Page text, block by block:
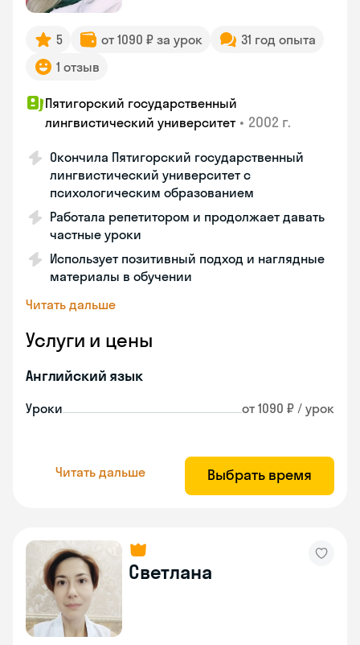
5 от 1090 ₽ за урок
31 год опыта
1 отзыв
Пятигорский государственный
лингвистический университет • 2002 г.
Окончила Пятигорский государственный
лингвистический университет с
психологическим образованием
Работала репетитором и продолжает давать
частные уроки
Использует позитивный подход и наглядные
материалы в обучении
Читать дальше
Услуги и цены
Английский язык
Уроки от 1090 ₽ / урок
Читать дальше Выбрать время
Светлана